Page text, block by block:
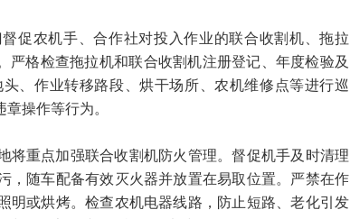
促农机手、合作社对投入作业的联合收割机、拖拉
严格检查拖拉机和联合收割机注册登记、年度检验及
、作业转移路段、烘干场所、农机维修点等进行巡
操作等行为。
将重点加强联合收割机防火管理。督促机手及时清理
，随车配备有效灭火器并放置在易取位置。严禁在作
明或烘烤。检查农机电器线路，防止短路、老化引发